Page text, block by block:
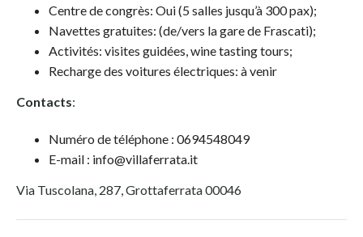
Centre de congrès: Oui (5 salles jusqu’à 300 pax);
Navettes gratuites: (de/vers la gare de Frascati);
Activités: visites guidées, wine tasting tours;
Recharge des voitures électriques: à venir
Contacts:
Numéro de téléphone : 0694548049
E-mail : info@villaferrata.it
Via Tuscolana, 287, Grottaferrata 00046